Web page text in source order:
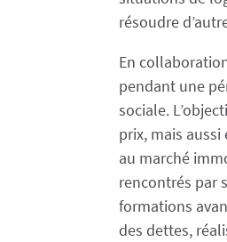
résoudre
En
pendant une
sociale.
prix, mais
au marché
rencontrés par
formations
des dettes,